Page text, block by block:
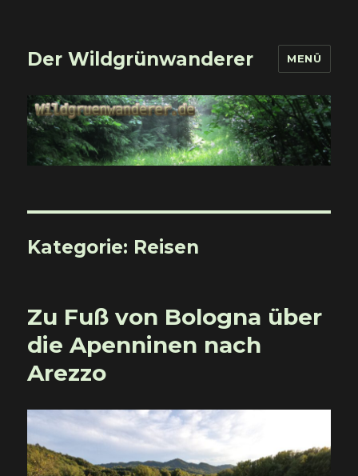
Der Wildgrünwanderer MENÜ
Kategorie: Reisen
Zu Fuß von Bologna über
die Apenninen nach
Arezzo